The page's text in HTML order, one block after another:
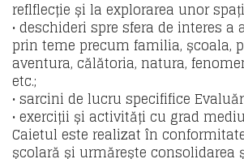
reflflecție și la explorarea unor
• deschideri spre sfera de interes a
prin teme precum familia, școala,
aventura, călătoria, natura,
etc.;
• sarcini de lucru specififice
• exerciții și activități cu grad
Caietul este realizat în
școlară și urmărește consolidarea